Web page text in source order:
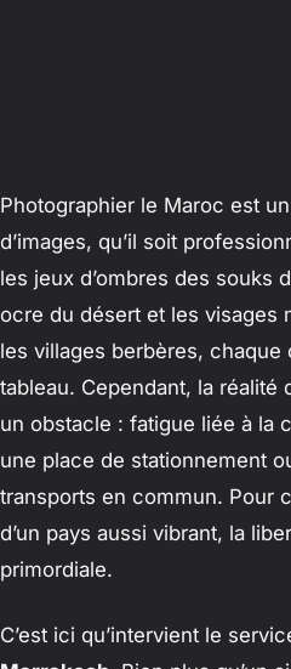
Photographier le Maroc est
d’images, qu’il soit
les jeux d’ombres des souks
ocre du désert et les visages
les villages berbères,
tableau. Cependant, la réalité
un obstacle : fatigue liée à la
une place de stationnement
transports en commun. Pour
d’un pays aussi vibrant, la
primordiale.
C’est ici qu’intervient le